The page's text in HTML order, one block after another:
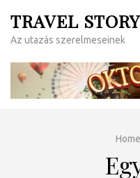
content
Enter)
TRAVEL STORY
Az utazás szerelmeseinek
Home